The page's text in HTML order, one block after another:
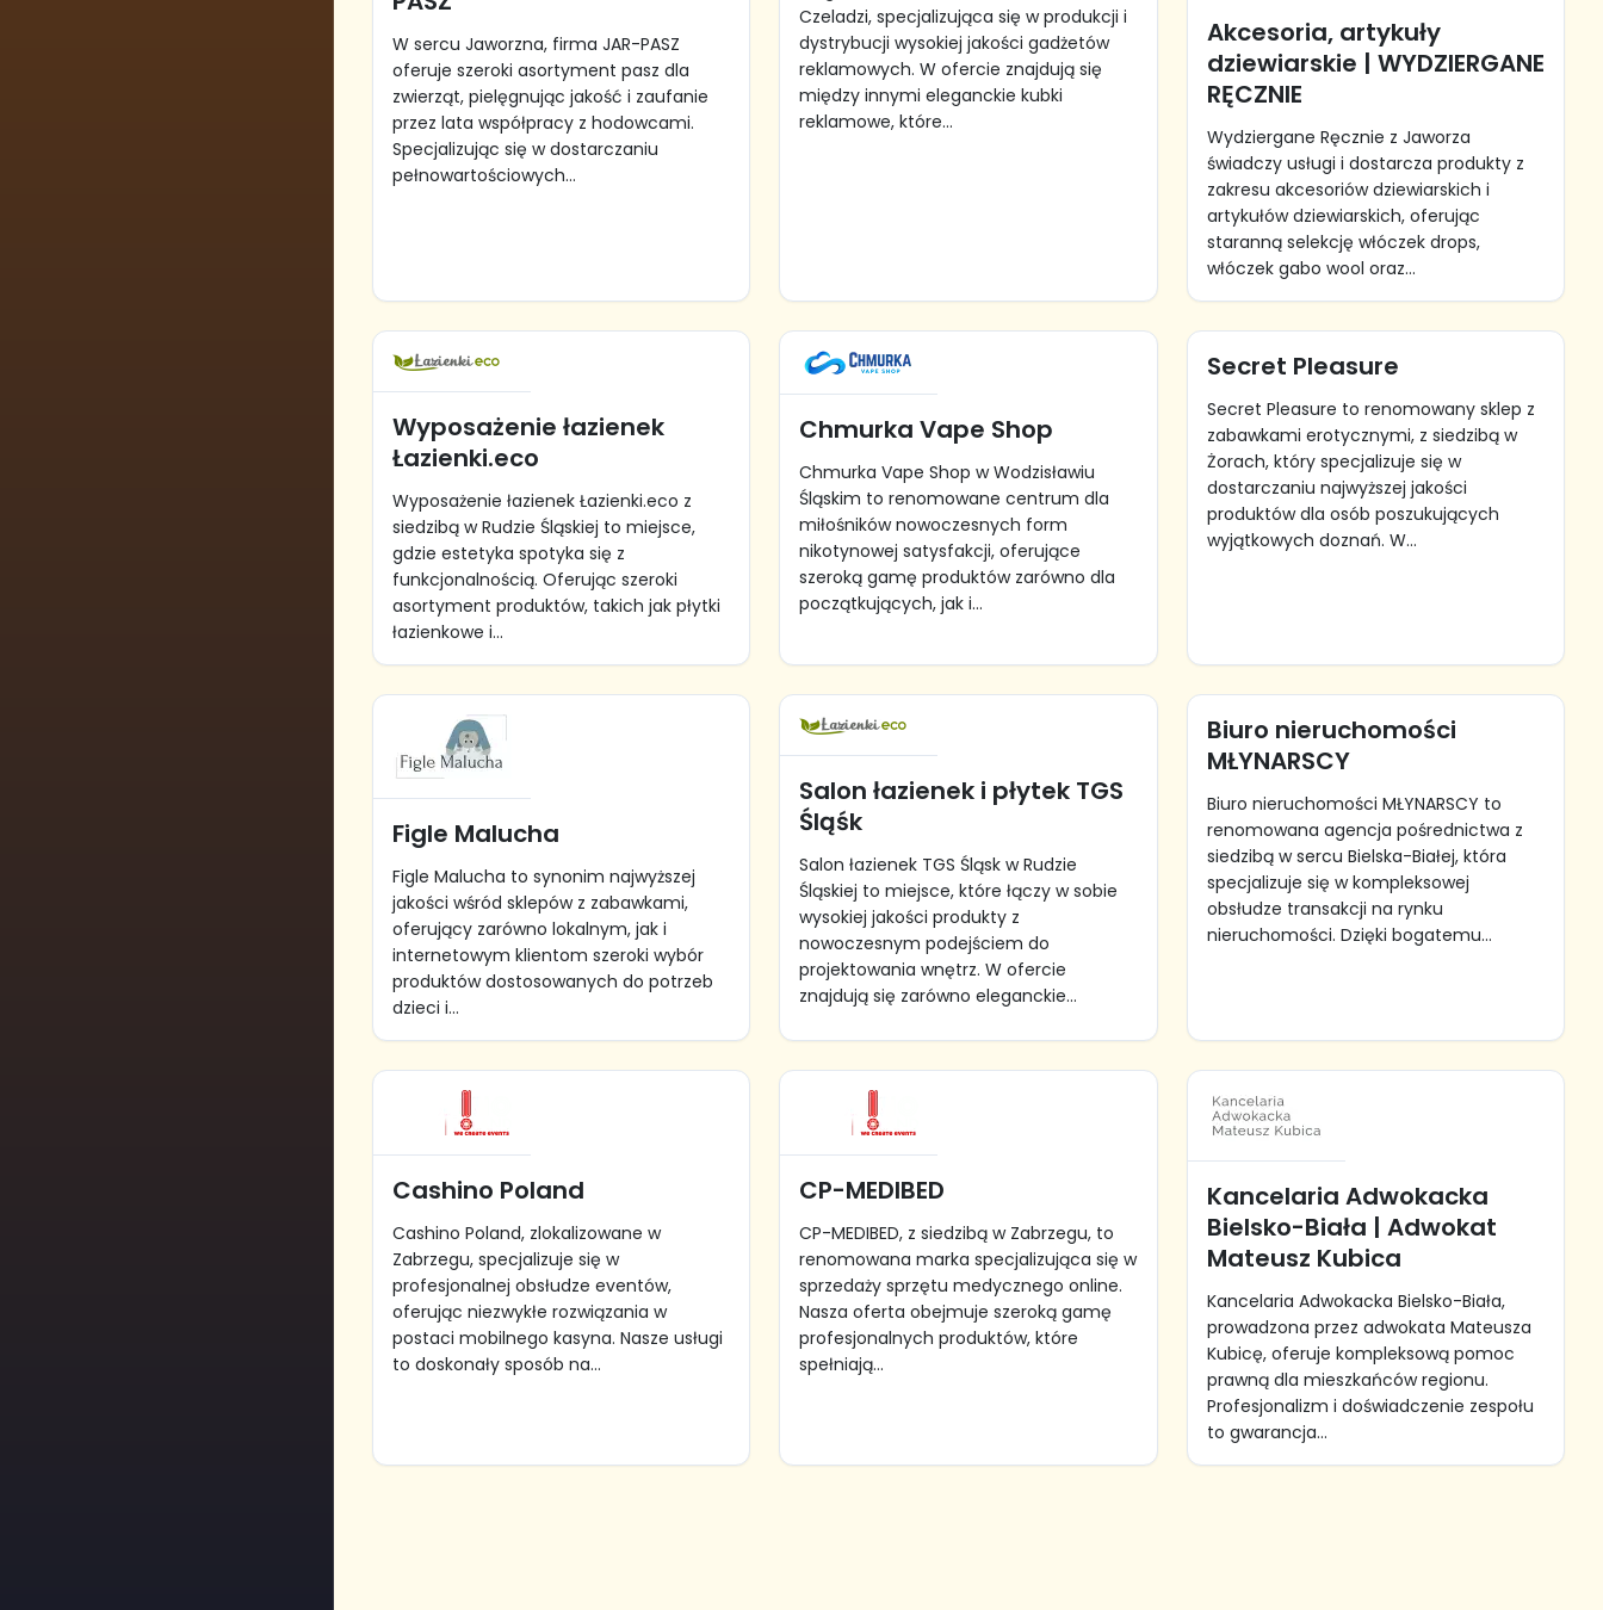
W sercu Jaworzna, firma JAR-PASZ
oferuje szeroki asortyment pasz dla
zwierząt, pielęgnując jakość i zaufanie
przez lata współpracy z hodowcami.
Specjalizując się w dostarczaniu
pełnowartościowych...
Czeladzi, specjalizująca się w produkcji i
dystrybucji wysokiej jakości gadżetów
reklamowych. W ofercie znajdują się
między innymi eleganckie kubki
reklamowe, które...
Akcesoria, artykuły
dziewiarskie | WYDZIERGANE
RĘCZNIE
Wydziergane Ręcznie z Jaworza
świadczy usługi i dostarcza produkty z
zakresu akcesoriów dziewiarskich i
artykułów dziewiarskich, oferując
staranną selekcję włóczek drops,
włóczek gabo wool oraz...
Wyposażenie łazienek
Łazienki.eco
Wyposażenie łazienek Łazienki.eco z
siedzibą w Rudzie Śląskiej to miejsce,
gdzie estetyka spotyka się z
funkcjonalnością. Oferując szeroki
asortyment produktów, takich jak płytki
łazienkowe i...
Chmurka Vape Shop
Chmurka Vape Shop w Wodzisławiu
Śląskim to renomowane centrum dla
miłośników nowoczesnych form
nikotynowej satysfakcji, oferujące
szeroką gamę produktów zarówno dla
początkujących, jak i...
Secret Pleasure
Secret Pleasure to renomowany sklep z
zabawkami erotycznymi, z siedzibą w
Żorach, który specjalizuje się w
dostarczaniu najwyższej jakości
produktów dla osób poszukujących
wyjątkowych doznań. W...
Figle Malucha
Figle Malucha to synonim najwyższej
jakości wśród sklepów z zabawkami,
oferujący zarówno lokalnym, jak i
internetowym klientom szeroki wybór
produktów dostosowanych do potrzeb
dzieci i...
Salon łazienek i płytek TGS
Śląśk
Salon łazienek TGS Śląsk w Rudzie
Śląskiej to miejsce, które łączy w sobie
wysokiej jakości produkty z
nowoczesnym podejściem do
projektowania wnętrz. W ofercie
znajdują się zarówno eleganckie...
Biuro nieruchomości
MŁYNARSCY
Biuro nieruchomości MŁYNARSCY to
renomowana agencja pośrednictwa z
siedzibą w sercu Bielska-Białej, która
specjalizuje się w kompleksowej
obsłudze transakcji na rynku
nieruchomości. Dzięki bogatemu...
Cashino Poland
Cashino Poland, zlokalizowane w
Zabrzegu, specjalizuje się w
profesjonalnej obsłudze eventów,
oferując niezwykłe rozwiązania w
postaci mobilnego kasyna. Nasze usługi
to doskonały sposób na...
CP-MEDIBED
CP-MEDIBED, z siedzibą w Zabrzegu, to
renomowana marka specjalizująca się w
sprzedaży sprzętu medycznego online.
Nasza oferta obejmuje szeroką gamę
profesjonalnych produktów, które
spełniają...
Kancelaria Adwokacka
Bielsko-Biała | Adwokat
Mateusz Kubica
Kancelaria Adwokacka Bielsko-Biała,
prowadzona przez adwokata Mateusza
Kubicę, oferuje kompleksową pomoc
prawną dla mieszkańców regionu.
Profesjonalizm i doświadczenie zespołu
to gwarancja...